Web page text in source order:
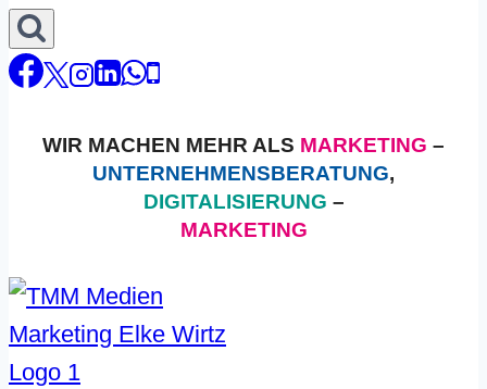
WIR MACHEN MEHR ALS MARKETING –
UNTERNEHMENSBERATUNG,
DIGITALISIERUNG –
MARKETING